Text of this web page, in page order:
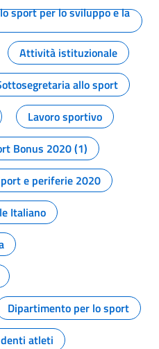
sport per lo sviluppo e la
Attività istituzionale
allo sport
Lavoro sportivo
Bonus 2020 (1)
e periferie 2020
Italiano
Dipartimento per lo sport
atleti